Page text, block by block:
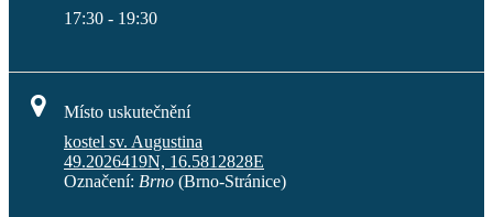
17:30 - 19:30
Místo uskutečnění
kostel sv. Augustina
49.2026419N, 16.5812828E
Označení: Brno (Brno-Stránice)